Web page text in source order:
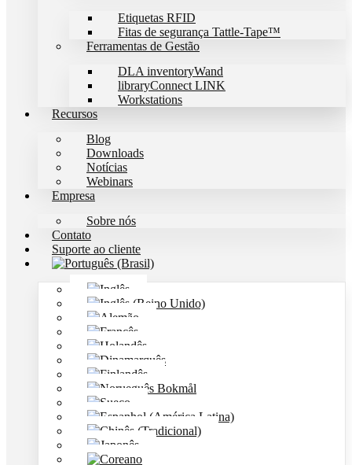
Etiquetas RFID
Fitas de segurança Tattle-Tape™
Ferramentas de Gestão
DLA inventoryWand
libraryConnect LINK
Workstations
Recursos
Blog
Downloads
Notícias
Webinars
Empresa
Sobre nós
Contato
Suporte ao cliente